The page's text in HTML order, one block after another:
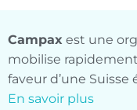
Campax est une
mobilise
faveur d’une
En savoir plus